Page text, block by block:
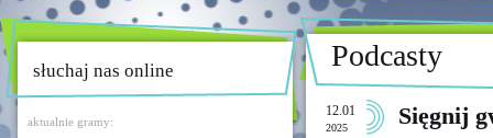
słuchaj nas online
aktualnie gramy:
Podcasty
12.01
2025 Sięgnij